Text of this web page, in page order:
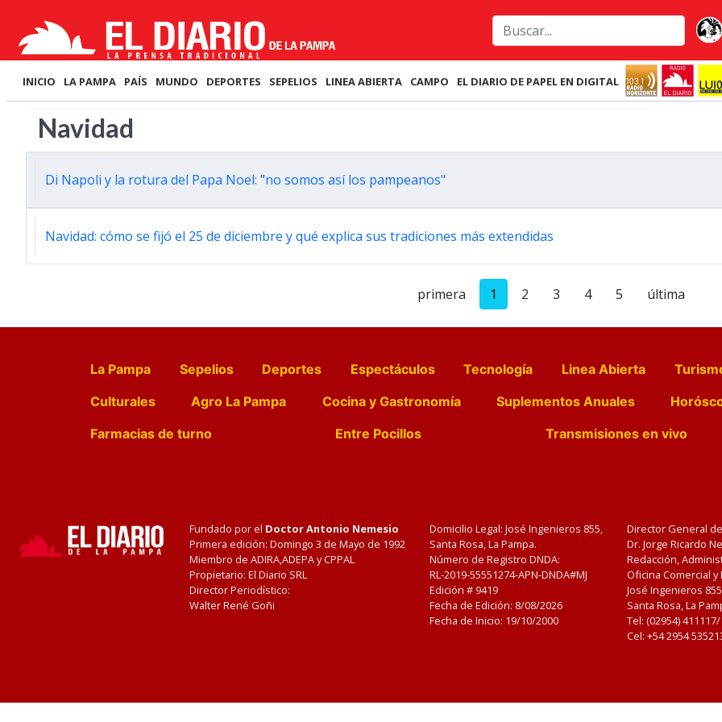
INICIO LA PAMPA PAÍS MUNDO DEPORTES SEPELIOS LINEA ABIERTA CAMPO EL DIARIO DE PAPEL EN DIGITAL
Navidad
Di Napoli y la rotura del Papa Noel: "no somos así los pampeanos"
Navidad: cómo se fijó el 25 de diciembre y qué explica sus tradiciones más extendidas
primera 1 2 3 4 5 última
La Pampa Sepelios Deportes Espectáculos Tecnología Linea Abierta
Culturales
Agro La Pampa Cocina y Gastronomía Suplementos Anuales
Farmacias de turno
Entre Pocillos Transmisiones en vivo
Fundado por el Doctor Antonio Nemesio
Primera edición: Domingo 3 de Mayo de 1992
Miembro de ADIRA,ADEPA y CPPAL
Propietario: El Diario SRL
Director Periodístico:
Walter René Goñi
Domicilio Legal: José Ingenieros 855,
Santa Rosa, La Pampa.
Número de Registro DNDA:
RL-2019-55551274-APN-DNDA#MJ
Edición # 9419
Fecha de Edición: 8/08/2026
Fecha de Inicio: 19/10/2000
Director General
Dr. Jorge Ricardo
Redacción,
Oficina Comercial
José Ingenieros
Santa Rosa, La
Tel: (02954)
Cel: +54 2954